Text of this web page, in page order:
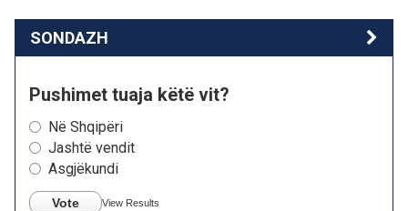
SONDAZH
Pushimet tuaja këtë vit?
Në Shqipëri
Jashtë vendit
Asgjëkundi
Vote View Results